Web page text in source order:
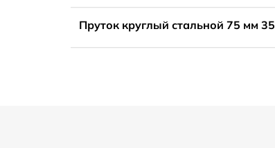
Пруток круглый стальной 75 мм 35